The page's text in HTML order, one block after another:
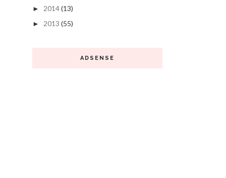
► 2014(13)
► 2013 (55)
ADSENSE